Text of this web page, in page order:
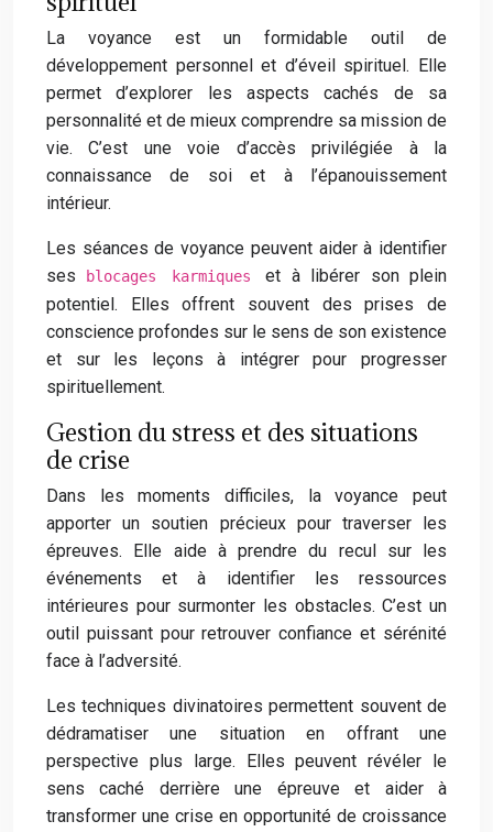
La voyance est un formidable outil de
développement personnel et d’éveil spirituel. Elle
permet d’explorer les aspects cachés de sa
personnalité et de mieux comprendre sa mission de
vie. C’est une voie d’accès privilégiée à la
connaissance de soi et à l’épanouissement
intérieur.
Les séances de voyance peuvent aider à identifier
ses
blocages karmiqueset à libérer son plein
potentiel. Elles offrent souvent des prises de
conscience profondes sur le sens de son existence
et sur les leçons à intégrer pour progresser
spirituellement.
Gestion du stress et des situations
de crise
Dans les moments difficiles, la voyance peut
apporter un soutien précieux pour traverser les
épreuves. Elle aide à prendre du recul sur les
événements et à identifier les ressources
intérieures pour surmonter les obstacles. C’est un
outil puissant pour retrouver confiance et sérénité
face à l’adversité.
Les techniques divinatoires permettent souvent de
dédramatiser une situation en offrant une
perspective plus large. Elles peuvent révéler le
sens caché derrière une épreuve et aider à
transformer une crise en opportunité de croissance